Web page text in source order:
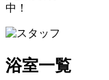
中！
浴室一覧